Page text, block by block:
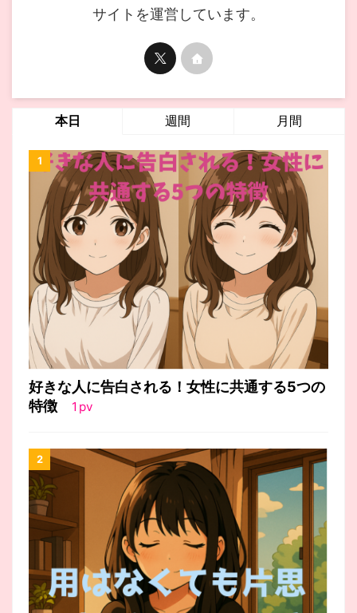
サイトを運営しています。
本日 週間 月間
好きな人に告白される！女性に共通する5つの
特徴
1 pv